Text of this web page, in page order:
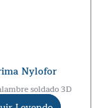
Nylofor
soldado 3D